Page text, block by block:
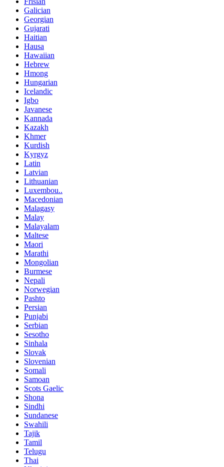
Galician
Georgian
Gujarati
Haitian
Hausa
Hawaiian
Hebrew
Hmong
Hungarian
Icelandic
Igbo
Javanese
Kannada
Kazakh
Khmer
Kurdish
Kyrgyz
Latin
Latvian
Lithuanian
Luxembou..
Macedonian
Malagasy
Malay
Malayalam
Maltese
Maori
Marathi
Mongolian
Burmese
Nepali
Norwegian
Pashto
Persian
Punjabi
Serbian
Sesotho
Sinhala
Slovak
Slovenian
Somali
Samoan
Scots Gaelic
Shona
Sindhi
Sundanese
Swahili
Tajik
Tamil
Telugu
Thai